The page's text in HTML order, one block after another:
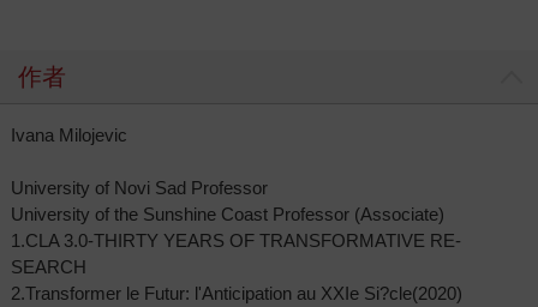
作者
Ivana Milojevic
University of Novi Sad Professor
University of the Sunshine Coast Professor (Associate)
1.CLA 3.0-THIRTY YEARS OF TRANSFORMATIVE RE-
SEARCH
2.Transformer le Futur: l'Anticipation au XXIe Si?cle(2020)